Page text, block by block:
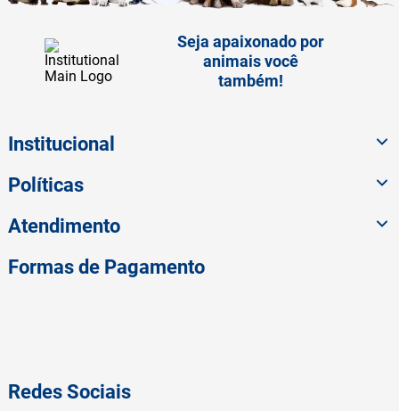
Seja apaixonado por
animais você
também!
Institucional
Políticas
Atendimento
Redes Sociais
Formas de Pagamento